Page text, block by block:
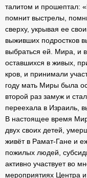
талитом и прошептал:
помнит выстрелы,
сверху, укрывая ее
выживших подростков
выбраться ей. Мира, и
оставшихся в живых,
кров, и принимали
году мать Миры была
второй раз замуж и
переехала в Израиль,
В настоящее время
двух своих детей,
живёт в Рамат-Гане и
пожилых людей,
активно участвует во
мероприятиях Центра